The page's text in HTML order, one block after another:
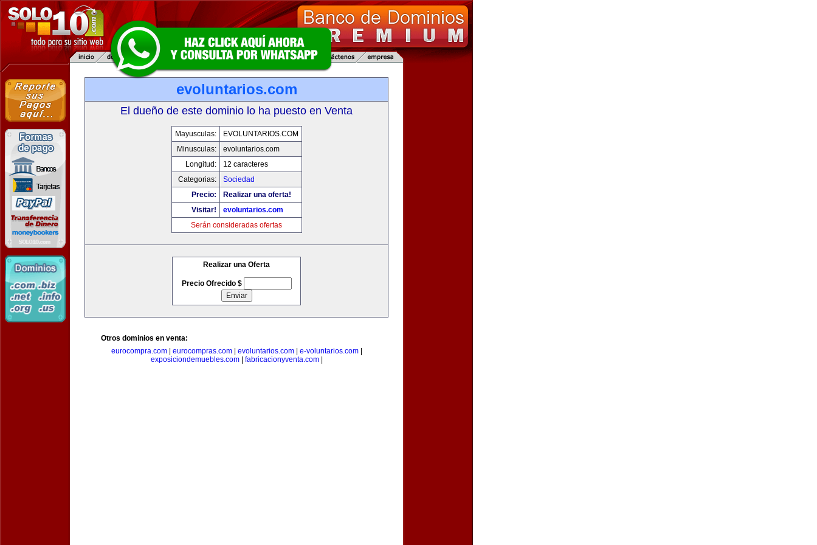
evoluntarios.com
El dueño de este dominio lo ha puesto en Venta
Mayusculas:
EVOLUNTARIOS.COM
Minusculas:
evoluntarios.com
Longitud:
12 caracteres
Categorias:
Sociedad
Precio:
Realizar una oferta!
Visitar!
evoluntarios.com
Serán consideradas ofertas
Realizar una Oferta
Precio Ofrecido $
Otros dominios en venta:
eurocompra.com| eurocompras.com| evoluntarios.com| e-voluntarios.com|
exposiciondemuebles.com| fabricacionyventa.com|